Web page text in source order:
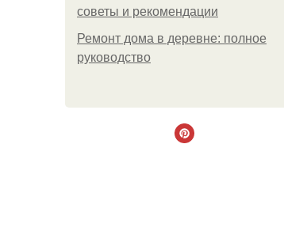
советы и рекомендации
Ремонт дома в деревне: полное
руководство